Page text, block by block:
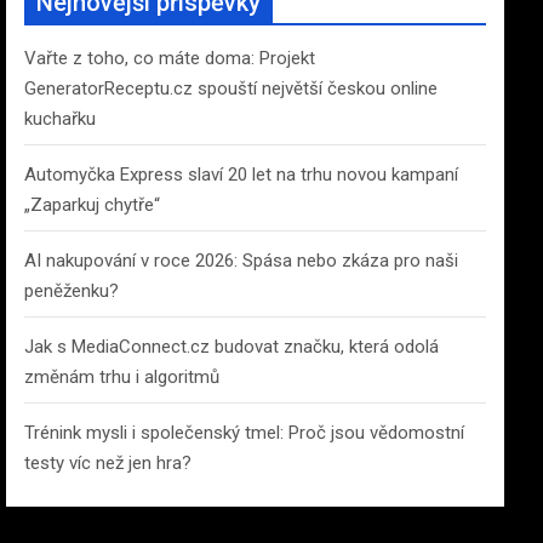
h
Vařte z toho, co máte doma: Projekt
GeneratorReceptu.cz spouští největší českou online
kuchařku
Automyčka Express slaví 20 let na trhu novou kampaní
„Zaparkuj chytře“
AI nakupování v roce 2026: Spása nebo zkáza pro naši
peněženku?
Jak s MediaConnect.cz budovat značku, která odolá
změnám trhu i algoritmů
Trénink mysli i společenský tmel: Proč jsou vědomostní
testy víc než jen hra?